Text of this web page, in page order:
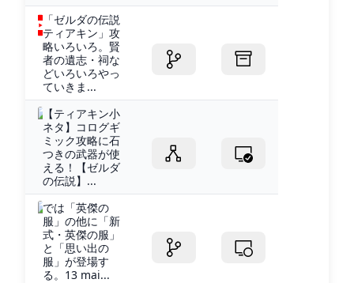
「ゼルダの伝説
ティアキン」攻
略いろいろ。賢
者の遺志・祠な
どいろいろやっ
ていきま...
【ティアキン小
ネタ】コログギ
ミック攻略に石
つきの武器が使
える！【ゼルダ
の伝説】...
では「英傑の
服」の他に「新
式・英傑の服」
と「思い出の
服」が登場す
る。13 mai...